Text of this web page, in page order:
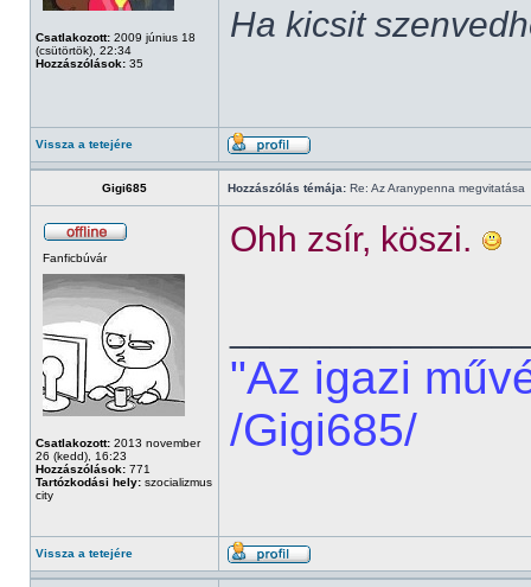
Csatlakozott: 2009 június 18
(csütörtök), 22:34
Hozzászólások: 35
Ha kicsit
Vissza a tetejére
Gigi685 Hozzászólás témája: Re: Az Aranypenna megvitatása
Fanficbúvár
Csatlakozott: 2013 november
26 (kedd), 16:23
Hozzászólások: 771
Tartózkodási hely: szocializmus
city
Ohh zsír, köszi.
"Az igazi
/Gigi685/
Vissza a tetejére